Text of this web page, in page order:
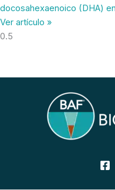
docosahexaenoico (DHA)
Ver artículo »